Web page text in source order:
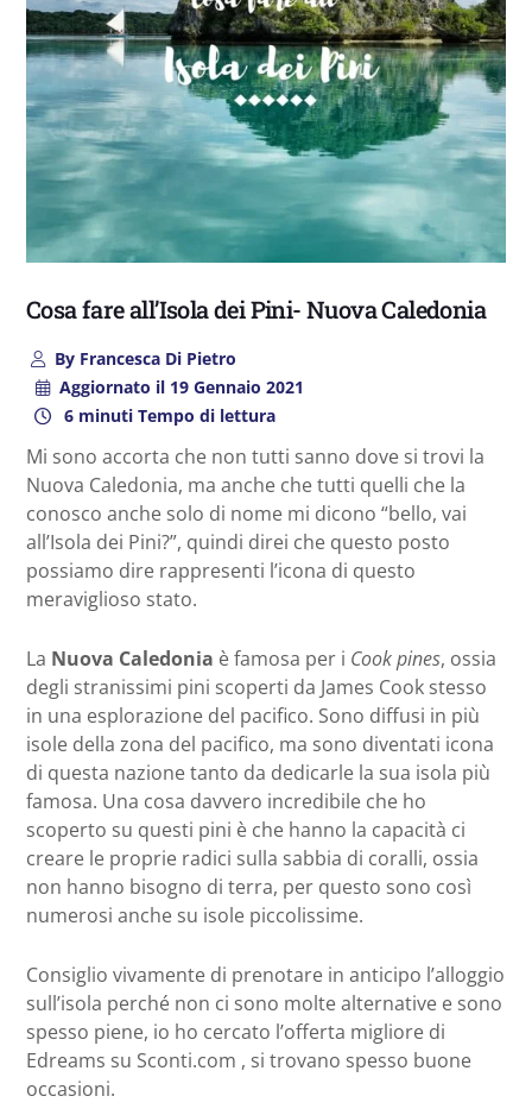
Cosa fare all’Isola dei Pini- Nuova Caledonia
ByFrancesca Di Pietro
Aggiornato il19 Gennaio 2021
6 minuti Tempo di lettura
Mi sono accorta che non tutti sanno dove si trovi la
Nuova Caledonia, ma anche che tutti quelli che la
conosco anche solo di nome mi dicono “bello, vai
all’Isola dei Pini?”, quindi direi che questo posto
possiamo dire rappresenti l’icona di questo
meraviglioso stato.
La Nuova Caledonia è famosa per i Cook pines, ossia
degli stranissimi pini scoperti da James Cook stesso
in una esplorazione del pacifico. Sono diffusi in più
isole della zona del pacifico, ma sono diventati icona
di questa nazione tanto da dedicarle la sua isola più
famosa. Una cosa davvero incredibile che ho
scoperto su questi pini è che hanno la capacità ci
creare le proprie radici sulla sabbia di coralli, ossia
non hanno bisogno di terra, per questo sono così
numerosi anche su isole piccolissime.
Consiglio vivamente di prenotare in anticipo l’alloggio
sull’isola perché non ci sono molte alternative e sono
spesso piene, io ho cercato l’offerta migliore di
Edreams su Sconti.com , si trovano spesso buone
occasioni.